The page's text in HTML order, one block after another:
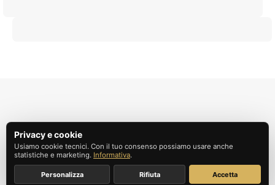
Codice Fiscale: 97806260010 | Partita Iva:
12276790016 | info@istitutoliberale.it
Privacy e cookie
Usiamo cookie tecnici. Con il tuo consenso possiamo usare anche
statistiche e marketing. Informativa.
Personalizza Rifiuta Accetta